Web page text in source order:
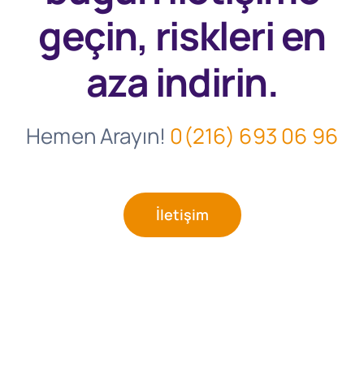
geçin, riskleri en
aza indirin.
Hemen Arayın! 0(216) 693 06 96
İletişim